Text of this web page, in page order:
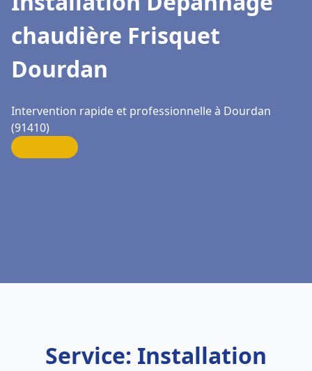
chaudière Frisquet
Dourdan
Intervention rapide et professionnelle à Dourdan
(91410)
Service: Installation